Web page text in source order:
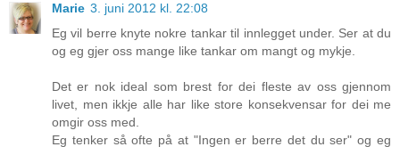
Marie 3. juni 2012 kl. 22:08
Eg vil berre knyte nokre tankar til innlegget under. Ser at du
og eg gjer oss mange like tankar om mangt og mykje.
Det er nok ideal som brest for dei fleste av oss gjennom
livet, men ikkje alle har like store konsekvensar for dei me
omgir oss med.
Eg tenker så ofte på at "Ingen er berre det du ser" og eg